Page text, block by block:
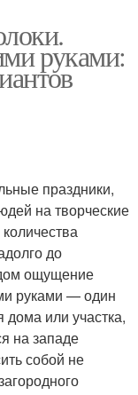
руками:
праздники,
на творческие
до
ощущение
руками — один
или участка,
на западе
собой не